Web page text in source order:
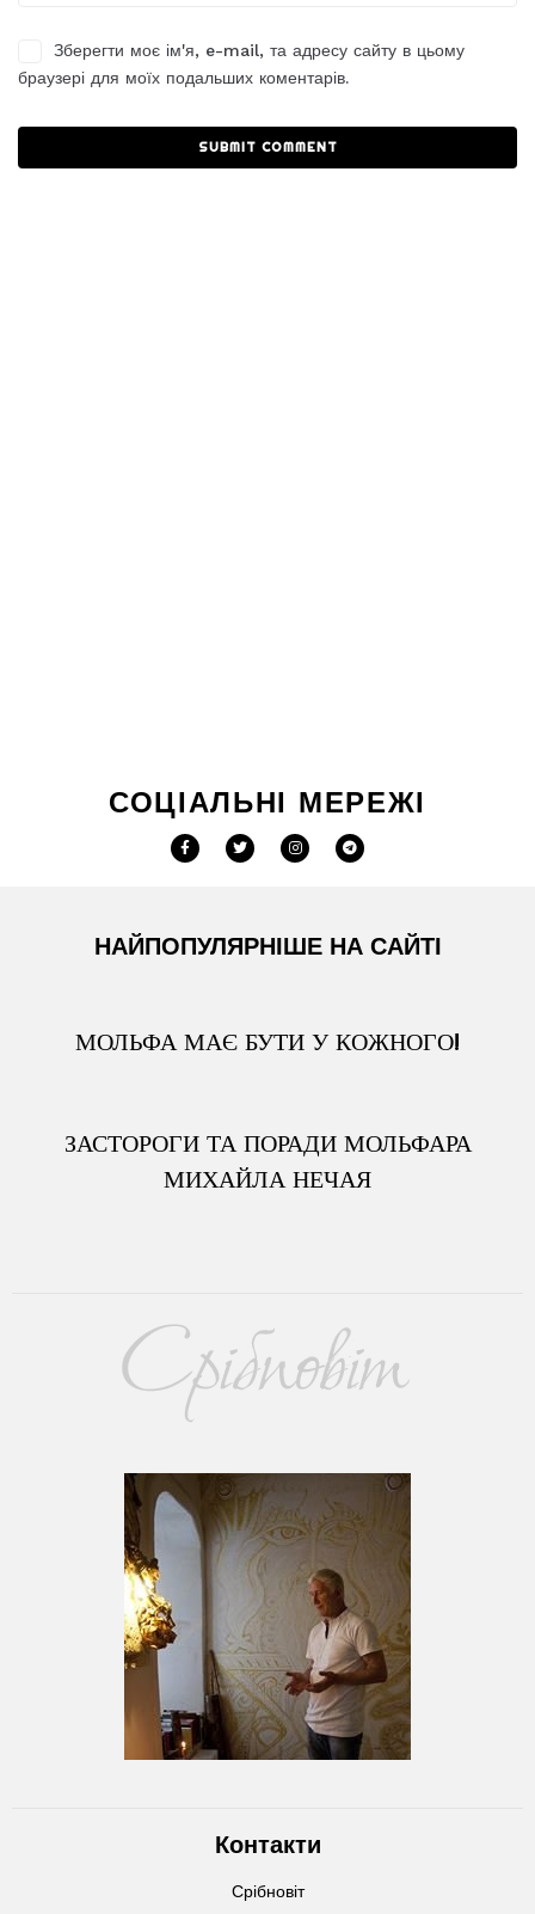
Зберегти моє ім'я, e-mail, та адресу сайту в цьому
браузері для моїх подальших коментарів.
СОЦІАЛЬНІ МЕРЕЖІ
НАЙПОПУЛЯРНІШЕ НА САЙТІ
МОЛЬФА МАЄ БУТИ У КОЖНОГО!
ЗАСТОРОГИ ТА ПОРАДИ МОЛЬФАРА
МИХАЙЛА НЕЧАЯ
Контакти
Срібновіт